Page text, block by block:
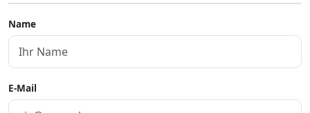
Name
E-Mail